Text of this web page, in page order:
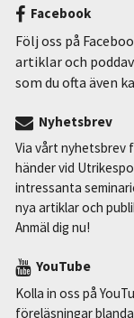
Facebook
Följ oss på
artiklar och
som du ofta även
Nyhetsbrev
Via vårt nyhetsbrev
händer vid
intressanta
nya artiklar och
Anmäl dig nu!
YouTube
Kolla in oss på
föreläsningar